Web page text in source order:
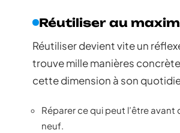
Réutiliser au
Réutiliser devient vite un
trouve mille manières
cette dimension à son
Réparer ce qui peut l’être avant
neuf.